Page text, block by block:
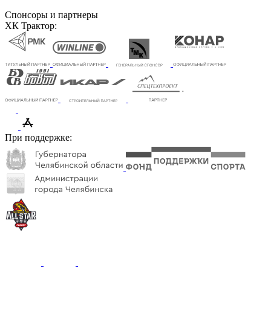
Спонсоры и партнеры
ХК Трактор:
При поддержке: